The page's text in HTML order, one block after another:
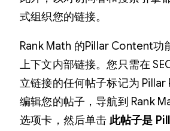
式组织您的链接。
Rank Math 的Pillar Content功
上下文内部链接。您只需在
立链接的任何帖子标记为
编辑您的帖子，导航到 Rank
选项卡，然后单击 此帖子是